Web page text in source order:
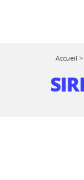
Accueil >